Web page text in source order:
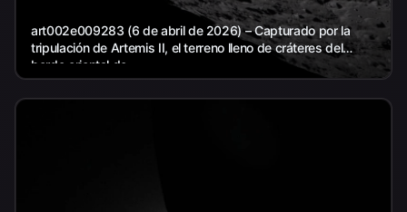
art002e009283 (6 de abril de 2026) – Capturado por la
tripulación de Artemis II, el terreno lleno de cráteres del
borde oriental de...